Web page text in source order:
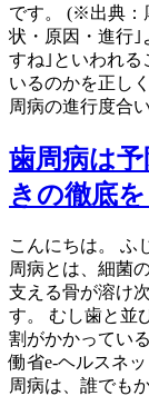
です。 (※出典：
状・原因・進行
すね｣といわれる
いるのかを正し
周病の進行度合
歯周病は
きの徹底を
こんにちは。 ふ
周病とは、細菌
支える骨が溶け
す。 むし歯と並
割がかかってい
働省e-ヘルスネ
周病は、誰でも